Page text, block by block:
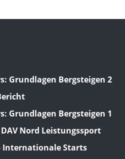
Grundlagen Bergsteigen 2
Grundlagen Bergsteigen 1
Nord Leistungssport
Internationale Starts